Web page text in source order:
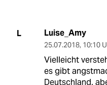
L Luise_Amy
25.07.2018, 10:10
Vielleicht
es gibt
Deutschland,